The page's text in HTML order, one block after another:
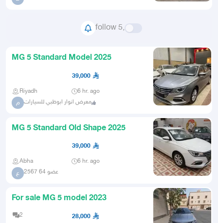
follow 5,
MG 5 Standard Model 2025
39,000
Riyadh 6 hr. ago
م معرض انوار ابوظبي للسيارات
MG 5 Standard Old Shape 2025
39,000
Abha 6 hr. ago
ع عضو 64 2567
For sale MG 5 model 2023
2 28,000